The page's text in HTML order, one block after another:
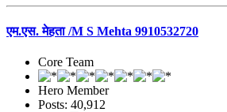
एम.एस. मेहता /M S Mehta 9910532720
Core Team
Hero Member
Posts: 40,912